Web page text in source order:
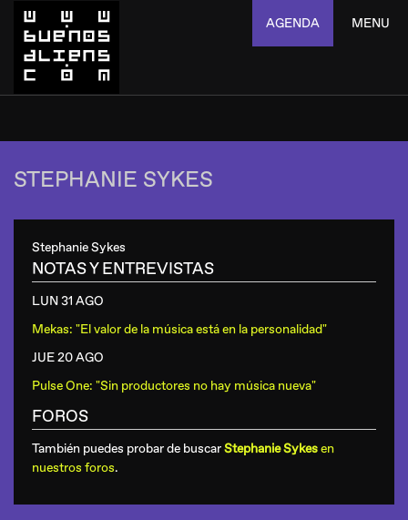
AGENDA MENU
STEPHANIE SYKES
Stephanie Sykes
NOTAS Y ENTREVISTAS
LUN 31 AGO
Mekas: "El valor de la música está en la personalidad"
JUE 20 AGO
Pulse One: "Sin productores no hay música nueva"
FOROS
También puedes probar de buscarStephanie Sykesen
nuestros foros.